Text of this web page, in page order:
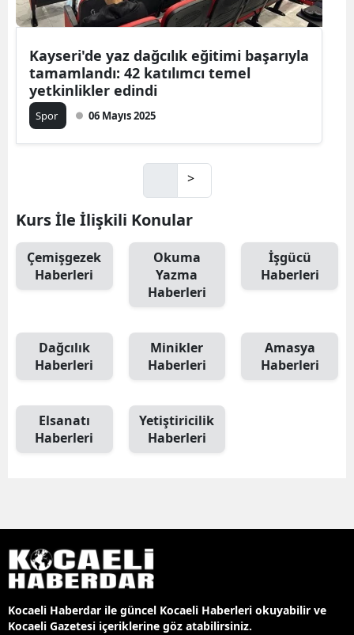
Kayseri'de yaz dağcılık eğitimi başarıyla
tamamlandı: 42 katılımcı temel
yetkinlikler edindi
Spor 06 Mayıs 2025
>
Kurs İle İlişkili Konular
Çemişgezek
Haberleri
Okuma
Yazma
Haberleri
İşgücü
Haberleri
Dağcılık
Haberleri
Minikler
Haberleri
Amasya
Haberleri
Elsanatı
Haberleri
Yetiştiricilik
Haberleri
Kocaeli Haberdar ile güncel Kocaeli Haberleri okuyabilir ve
Kocaeli Gazetesi içeriklerine göz atabilirsiniz.